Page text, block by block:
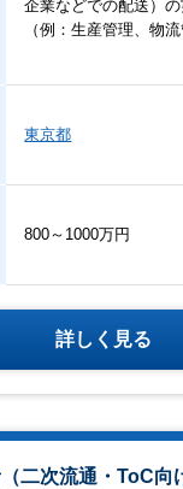
企業などでの配送）
（例：生産管理、物流
東京都
800～1000万円
詳しく見る
二次流通・ToC向